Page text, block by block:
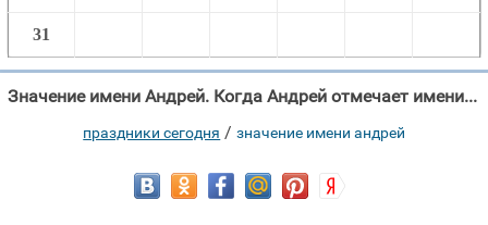
31
Значение имени Андрей. Когда Андрей отмечает именины в 2026 году?
праздники сегодня /значение имени андрей